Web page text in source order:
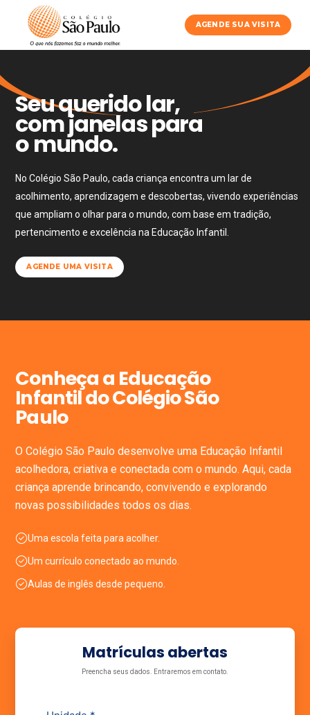
AGENDE SUA VISITA
Seu querido lar,
com janelas para
o mundo.
No Colégio São Paulo, cada criança encontra um lar de
acolhimento, aprendizagem e descobertas, vivendo experiências
que ampliam o olhar para o mundo, com base em tradição,
pertencimento e excelência na Educação Infantil.
AGENDE UMA VISITA
Conheça a Educação
Infantil do Colégio São
Paulo
O Colégio São Paulo desenvolve uma Educação Infantil
acolhedora, criativa e conectada com o mundo. Aqui, cada
criança aprende brincando, convivendo e explorando
novas possibilidades todos os dias.
Uma escola feita para acolher.
Um currículo conectado ao mundo.
Aulas de inglês desde pequeno.
Matrículas abertas
Preencha seus dados. Entraremos em contato.